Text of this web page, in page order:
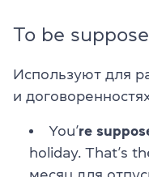
To be
Используют для
и
You’re
holiday. That’s